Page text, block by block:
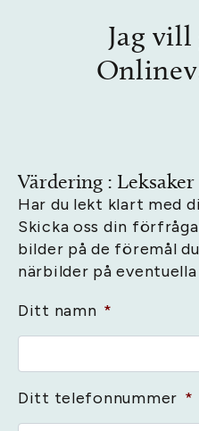
Jag
Värdering : Leksaker
Har du lekt klart med
Skicka oss din
bilder på de föremål
närbilder på
Ditt namn *
Ditt telefonnummer *